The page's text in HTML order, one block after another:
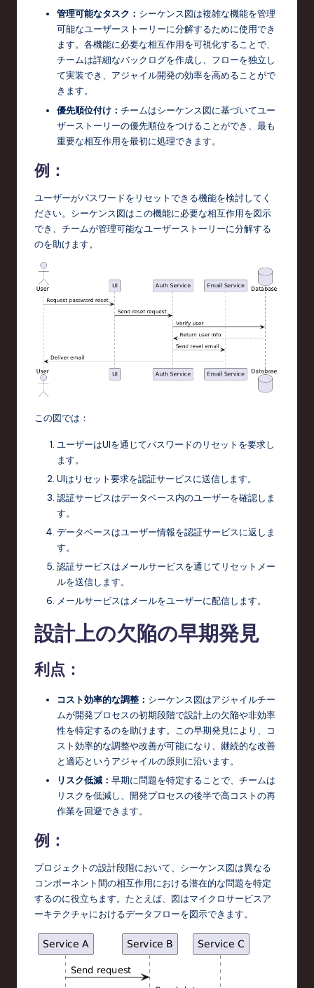
管理可能なタスク： シーケンス図は複雑な機能を管理
可能なユーザーストーリーに分解するために使用でき
ます。各機能に必要な相互作用を可視化することで、
チームは詳細なバックログを作成し、フローを独立し
て実装でき、アジャイル開発の効率を高めることがで
きます。
優先順位付け： チームはシーケンス図に基づいてユー
ザーストーリーの優先順位をつけることができ、最も
重要な相互作用を最初に処理できます。
例：
ユーザーがパスワードをリセットできる機能を検討してく
ださい。シーケンス図はこの機能に必要な相互作用を図示
でき、チームが管理可能なユーザーストーリーに分解する
のを助けます。
この図では：
ユーザーはUIを通じてパスワードのリセットを要求し
ます。
UIはリセット要求を認証サービスに送信します。
認証サービスはデータベース内のユーザーを確認しま
す。
データベースはユーザー情報を認証サービスに返しま
す。
認証サービスはメールサービスを通じてリセットメー
ルを送信します。
メールサービスはメールをユーザーに配信します。
設計上の欠陥の早期発見
利点：
コスト効率的な調整： シーケンス図はアジャイルチー
ムが開発プロセスの初期段階で設計上の欠陥や非効率
性を特定するのを助けます。この早期発見により、コ
スト効率的な調整や改善が可能になり、継続的な改善
と適応というアジャイルの原則に沿います。
リスク低減： 早期に問題を特定することで、チームは
リスクを低減し、開発プロセスの後半で高コストの再
作業を回避できます。
例：
プロジェクトの設計段階において、シーケンス図は異なる
コンポーネント間の相互作用における潜在的な問題を特定
するのに役立ちます。たとえば、図はマイクロサービスア
ーキテクチャにおけるデータフローを図示できます。